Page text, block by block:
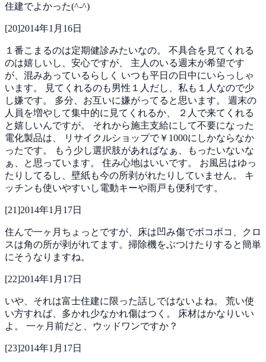
住建でよかった(^-^)
[20]2014年1月16日
１番こまるのは定期健診みたいなの。 不具合を見てくれる
のは嬉しいし、安心ですが、 主人のいる週末が希望です
が、混みあっているらしく いつも平日の日中にいらっしゃ
います。
見てくれるのも男性１人だし、私も１人なので少
し嫌です。 多分、お互いに嫌がってると思います。 週末の
人員を増やして集中的に見てくれるか、
２人で来てくれる
と嬉しいんですが。 それから施主支給にして不要になった
電化製品は、
リサイクルショップで￥1000にしかならなか
ったです。
もう少し選択肢があればなぁ、もったいないな
ぁ、と思っています。 住み心地はいいです。 お風呂はゆっ
たりしてるし、壁紙も今の所剥がれたりしていません。 キ
ッチンも使いやすいし電動キーや雨戸も便利です。
[21]2014年1月17日
住んで一ヶ月ちょっとですが、床は凹み傷でボコボコ、クロ
スは角の所が剥がれてます。掃除機をぶつけたりすると簡単
にそうなりますね。
[22]2014年1月17日
いや、それは富士住建に限った話しではないよね。 荒い使
い方すれば、多かれ少なかれ傷はつく。
床材はかなりいい
よ。 一ヶ月前だと、ウッドワンですか？
[23]2014年1月17日